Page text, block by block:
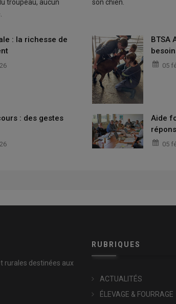
troupeau, aucun
son chien.
: la richesse de
BTSA
05
: des gestes
Aide
05
rurales destinées aux
RUBRIQUES
ACTUALITÉS
ÉLEVAGE & FOURRAGE